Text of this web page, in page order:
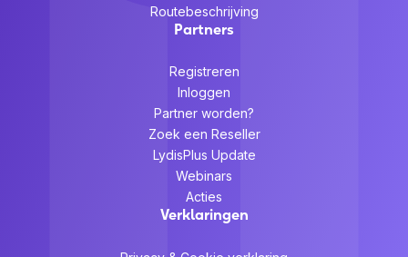
Routebeschrijving
Partners
Registreren
Inloggen
Partner worden?
Zoek een Reseller
LydisPlus Update
Webinars
Acties
Verklaringen